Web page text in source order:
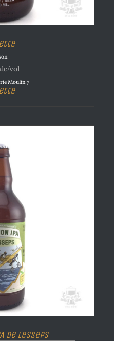
vol
Moulin 7
de Lesseps